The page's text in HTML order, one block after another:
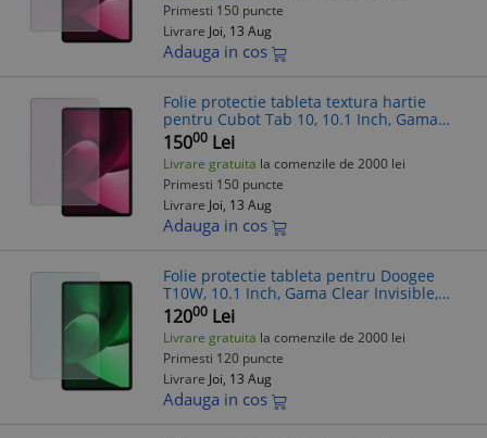
Primesti 150 puncte
Livrare Joi, 13 Aug
Adauga in cos
Folie protectie tableta textura hartie
pentru Cubot Tab 10, 10.1 Inch, Gama
Artistic Paper, Pentru scris si desenat,
Anti-reflex, Hidrogel, Silicon, I
15000 Lei
Livrare gratuita la comenzile de 2000 lei
Primesti 150 puncte
Livrare Joi, 13 Aug
Adauga in cos
Folie protectie tableta pentru Doogee
T10W, 10.1 Inch, Gama Clear Invisible,
Hidrogel, Silicon, Instalare acasa,
Premium, Transparenta
12000 Lei
Livrare gratuita la comenzile de 2000 lei
Primesti 120 puncte
Livrare Joi, 13 Aug
Adauga in cos